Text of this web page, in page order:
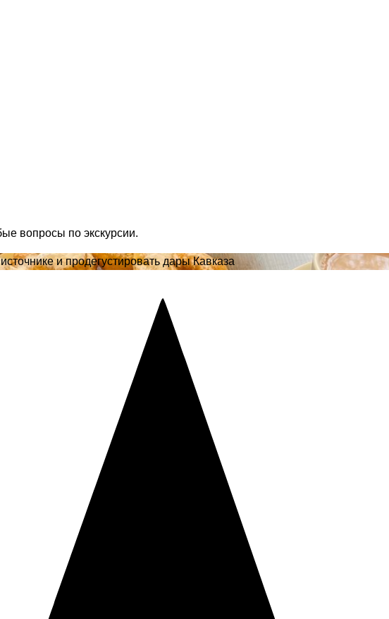
вопросы по экскурсии.
и продегустировать дары Кавказа